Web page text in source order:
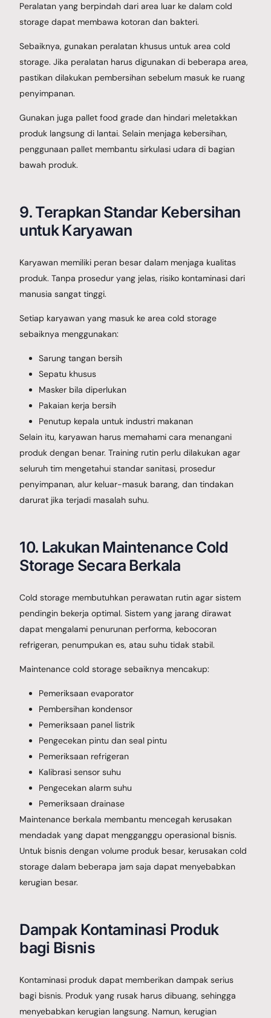
Peralatan yang berpindah dari area luar ke dalam cold
storage dapat membawa kotoran dan bakteri.
Sebaiknya, gunakan peralatan khusus untuk area cold
storage. Jika peralatan harus digunakan di beberapa area,
pastikan dilakukan pembersihan sebelum masuk ke ruang
penyimpanan.
Gunakan juga pallet food grade dan hindari meletakkan
produk langsung di lantai. Selain menjaga kebersihan,
penggunaan pallet membantu sirkulasi udara di bagian
bawah produk.
9. Terapkan Standar Kebersihan
untuk Karyawan
Karyawan memiliki peran besar dalam menjaga kualitas
produk. Tanpa prosedur yang jelas, risiko kontaminasi dari
manusia sangat tinggi.
Setiap karyawan yang masuk ke area cold storage
sebaiknya menggunakan:
Sarung tangan bersih
Sepatu khusus
Masker bila diperlukan
Pakaian kerja bersih
Penutup kepala untuk industri makanan
Selain itu, karyawan harus memahami cara menangani
produk dengan benar. Training rutin perlu dilakukan agar
seluruh tim mengetahui standar sanitasi, prosedur
penyimpanan, alur keluar-masuk barang, dan tindakan
darurat jika terjadi masalah suhu.
10. Lakukan Maintenance Cold
Storage Secara Berkala
Cold storage membutuhkan perawatan rutin agar sistem
pendingin bekerja optimal. Sistem yang jarang dirawat
dapat mengalami penurunan performa, kebocoran
refrigeran, penumpukan es, atau suhu tidak stabil.
Maintenance cold storage sebaiknya mencakup:
Pemeriksaan evaporator
Pembersihan kondensor
Pemeriksaan panel listrik
Pengecekan pintu dan seal pintu
Pemeriksaan refrigeran
Kalibrasi sensor suhu
Pengecekan alarm suhu
Pemeriksaan drainase
Maintenance berkala membantu mencegah kerusakan
mendadak yang dapat mengganggu operasional bisnis.
Untuk bisnis dengan volume produk besar, kerusakan cold
storage dalam beberapa jam saja dapat menyebabkan
kerugian besar.
Dampak Kontaminasi Produk
bagi Bisnis
Kontaminasi produk dapat memberikan dampak serius
bagi bisnis. Produk yang rusak harus dibuang, sehingga
menyebabkan kerugian langsung. Namun, kerugian